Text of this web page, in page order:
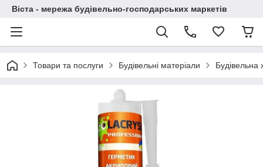
Віста - мережа будівельно-господарських маркетів
Товари та послуги Будівельні матеріали Будівельна